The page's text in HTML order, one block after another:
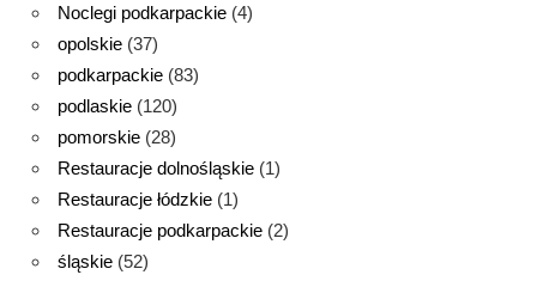
Noclegi podkarpackie (4)
opolskie (37)
podkarpackie (83)
podlaskie (120)
pomorskie (28)
Restauracje dolnośląskie (1)
Restauracje łódzkie (1)
Restauracje podkarpackie (2)
śląskie (52)